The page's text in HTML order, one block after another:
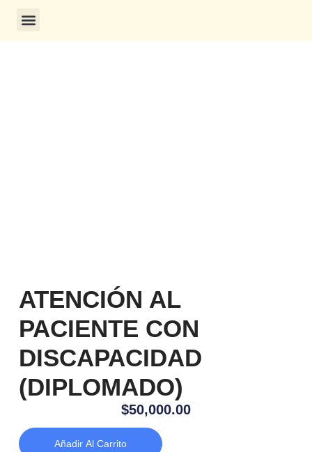
ATENCIÓN AL
PACIENTE CON
DISCAPACIDAD
(DIPLOMADO)
$50,000.00
Añadir Al Carrito